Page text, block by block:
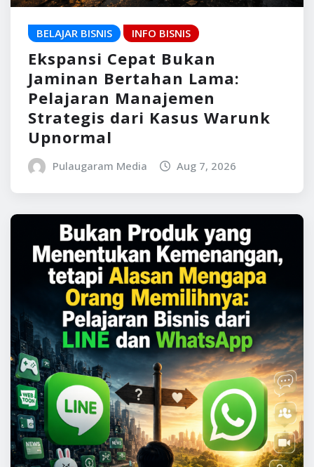
BELAJAR BISNIS INFO BISNIS
Ekspansi Cepat Bukan
Jaminan Bertahan Lama:
Pelajaran Manajemen
Strategis dari Kasus Warunk
Upnormal
Pulaugaram Media Aug 7, 2026